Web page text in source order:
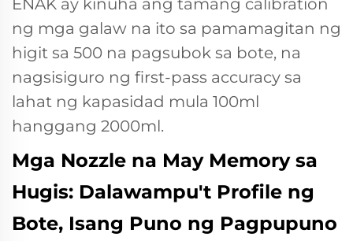
ENAK ay kinuha ang tamang calibration
ng mga galaw na ito sa pamamagitan ng
higit sa 500 na pagsubok sa bote, na
nagsisiguro ng first-pass accuracy sa
lahat ng kapasidad mula 100ml
hanggang 2000ml.
Mga Nozzle na May Memory sa
Hugis: Dalawampu't Profile ng
Bote, Isang Puno ng Pagpupuno